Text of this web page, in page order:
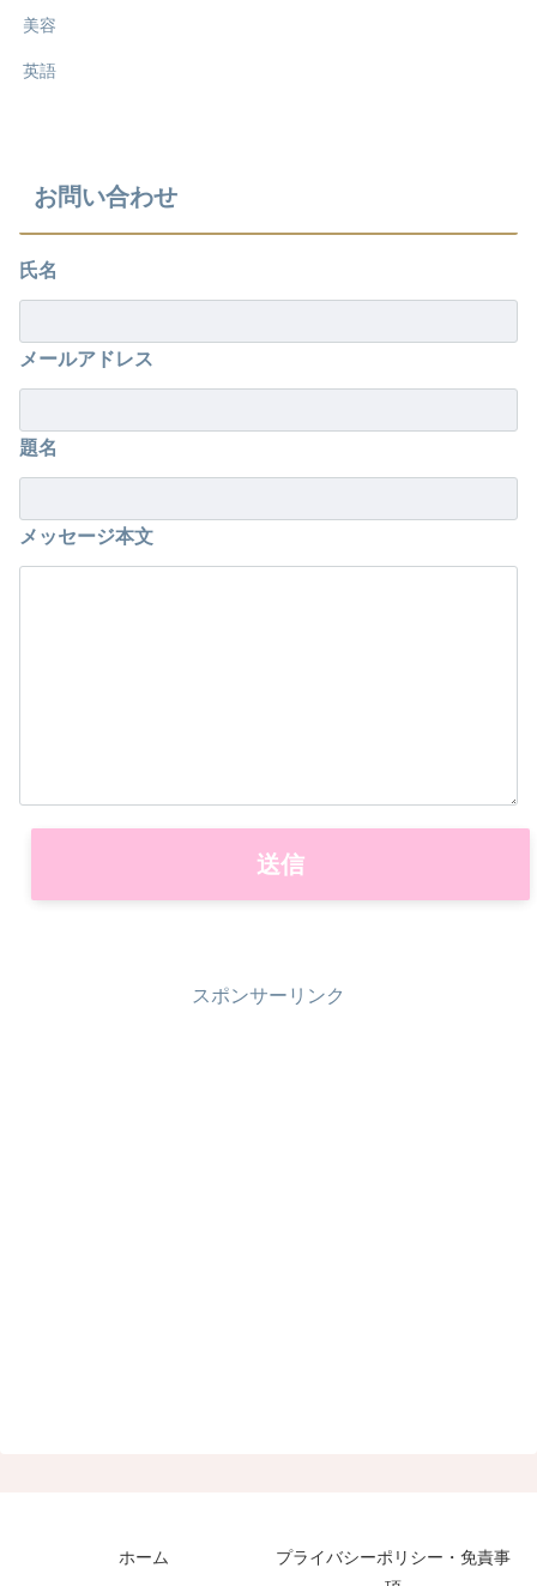
美容
英語
お問い合わせ
氏名
メールアドレス
題名
メッセージ本文
スポンサーリンク
ホーム
プライバシーポリシー・免責事